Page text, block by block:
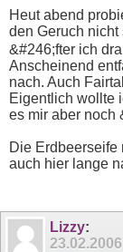
Heut abend
den Geruch
&#246;fter ich
Anscheinend
nach. Auch
Eigentlich wollte
es mir aber noch
Die Erdbeerseife
auch hier lange
Lizzy:
23.02.2006